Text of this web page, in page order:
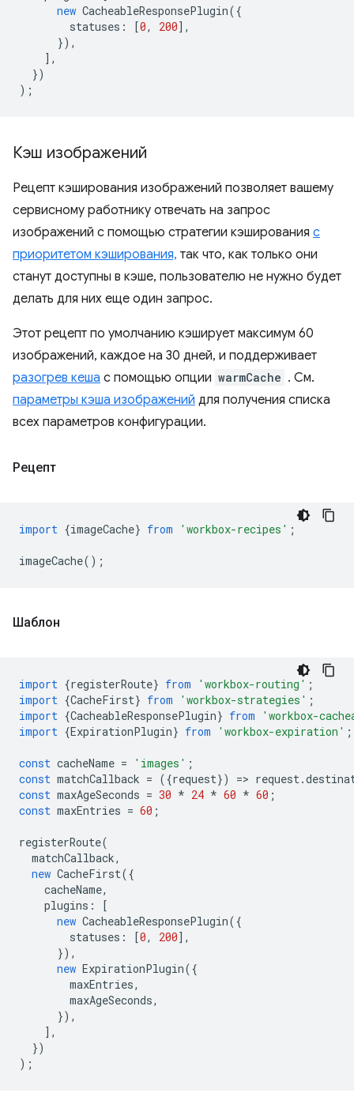
new CacheableResponsePlugin({
statuses : [0, 200],
}),
],
})
);
Кэш изображений
Рецепт кэширования изображений позволяет вашему
сервисному работнику отвечать на запрос
изображений с помощью стратегии кэширования с
приоритетом кэширования, так что, как только они
станут доступны в кэше, пользователю не нужно будет
делать для них еще один запрос.
Этот рецепт по умолчанию кэширует максимум 60
изображений, каждое на 30 дней, и поддерживает
разогрев кеша с помощью опции warmCache . См.
параметры кэша изображений для получения списка
всех параметров конфигурации.
Рецепт
import {imageCache} from 'workbox-recipes' ;
imageCache();
Шаблон
import {registerRoute} from 'workbox-routing' ;
import {CacheFirst} from 'workbox-strategies' ;
import {CacheableResponsePlugin} from
'workbox-
import {ExpirationPlugin} from 'workbox-expiration' ;
const cacheName = 'images' ;
const matchCallback = ({request}) => request.
const maxAgeSeconds = 30 * 24 * 60 * 60 ;
const maxEntries = 60 ;
registerRoute(
matchCallback,
new CacheFirst({
cacheName,
plugins :
[
new CacheableResponsePlugin({
statuses : [0, 200],
}),
new ExpirationPlugin({
maxEntries,
maxAgeSeconds,
}),
],
})
);